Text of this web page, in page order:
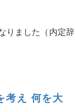
りました（内定辞
考え 何を大